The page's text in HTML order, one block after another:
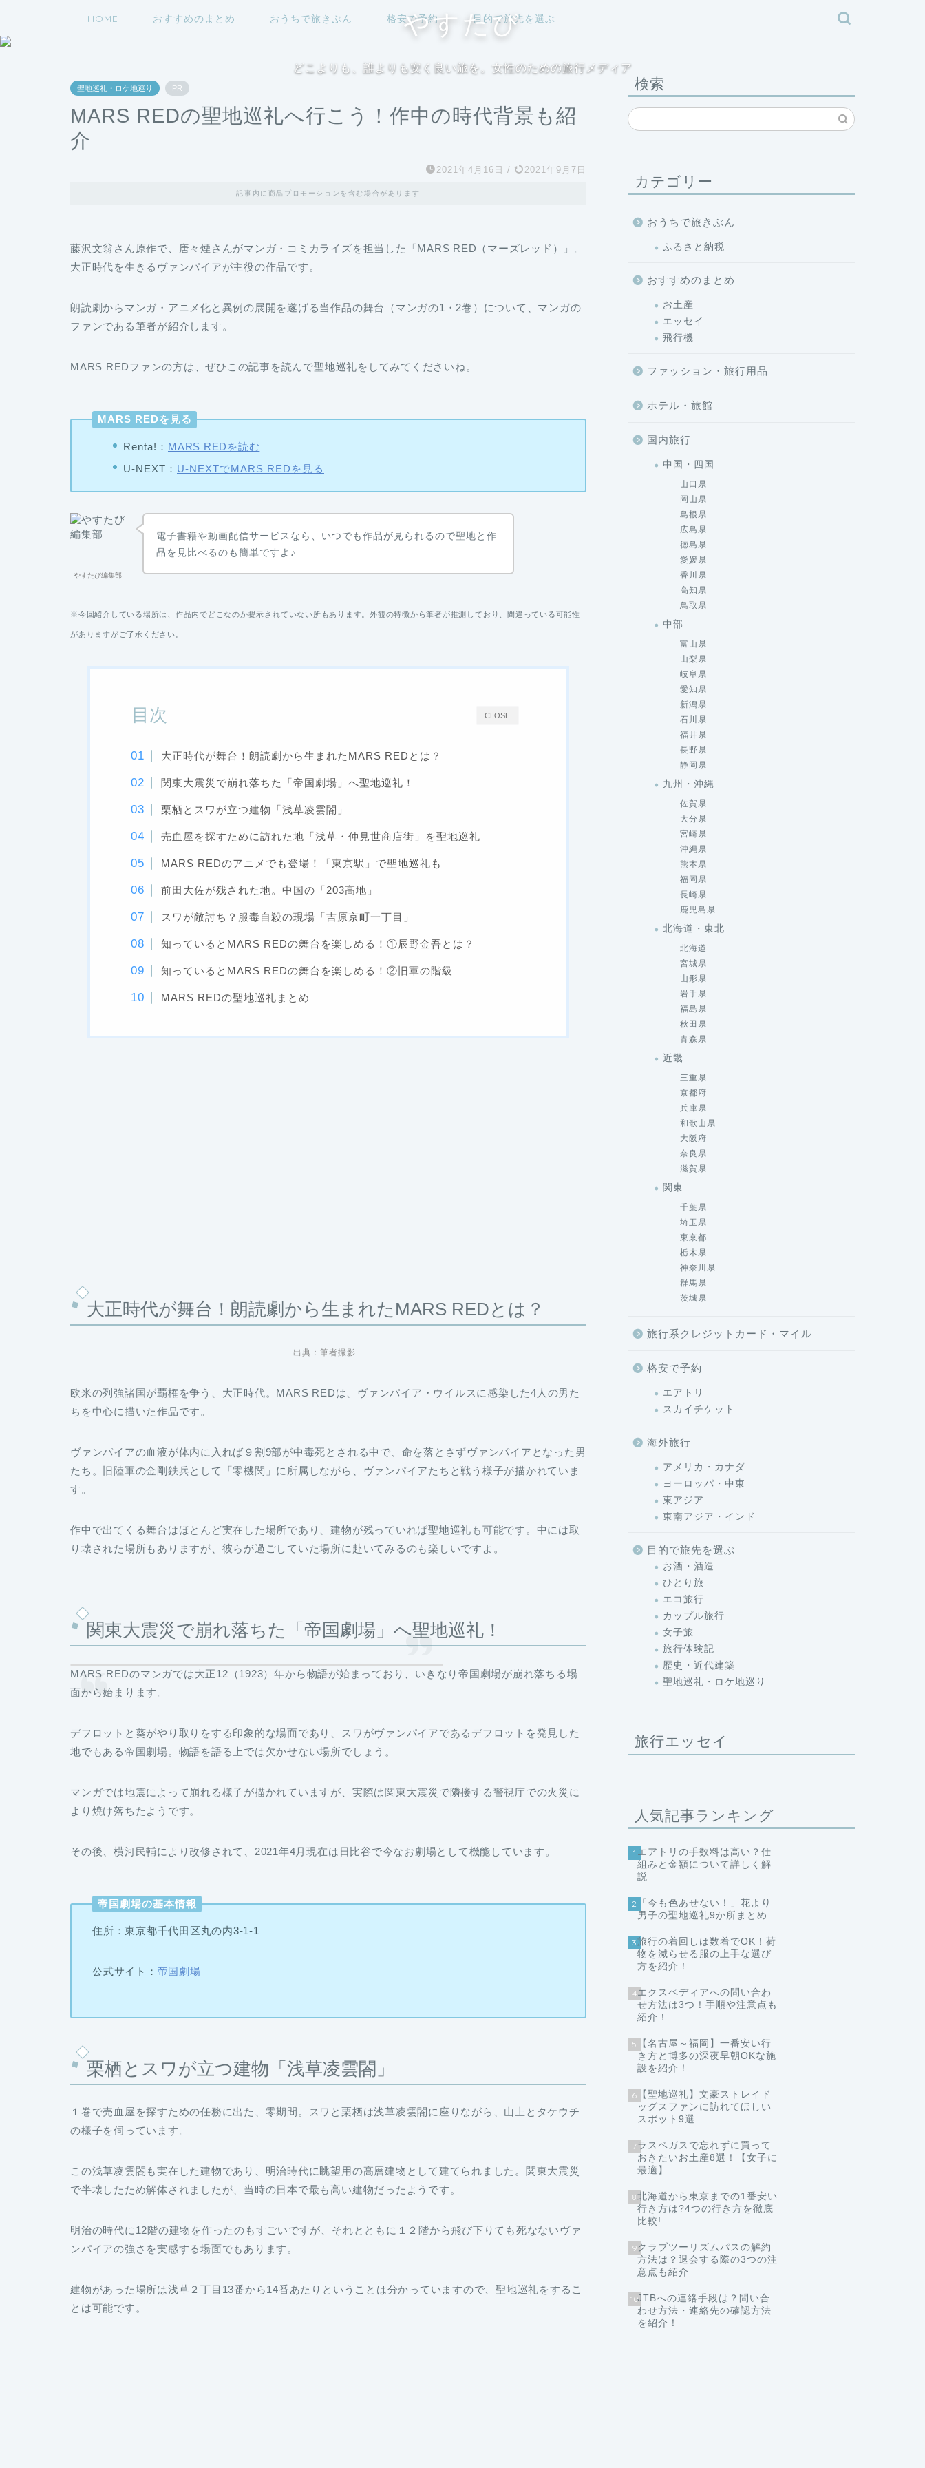
HOME おすすめのまとめ おうちで旅きぶん 格安で予約 目的で旅先を選ぶ
やすたび
どこよりも、誰よりも安く良い旅を。女性のための旅行メディア
聖地巡礼・ロケ地巡り PR
MARS REDの聖地巡礼へ行こう！作中の時代背景も紹
介
2021年4月16日 / 2021年9月7日
記事内に商品プロモーションを含む場合があります
藤沢文翁さん原作で、唐々煙さんがマンガ・コミカライズを担当した「MARS RED（マーズレッド）」。
大正時代を生きるヴァンパイアが主役の作品です。
朗読劇からマンガ・アニメ化と異例の展開を遂げる当作品の舞台（マンガの1・2巻）について、マンガの
ファンである筆者が紹介します。
MARS REDファンの方は、ぜひこの記事を読んで聖地巡礼をしてみてくださいね。
MARS REDを見る
Renta!： MARS REDを読む
U-NEXT： U-NEXTでMARS REDを見る
やすたび編集部
電子書籍や動画配信サービスなら、いつでも作品が見られるので聖地と作
品を見比べるのも簡単ですよ♪
※今回紹介している場所は、作品内でどこなのか提示されていない所もあります。外観の特徴から筆者が推測しており、間違っている可能性
がありますがご了承ください。
CLOSE
目次
大正時代が舞台！朗読劇から生まれたMARS REDとは？
関東大震災で崩れ落ちた「帝国劇場」へ聖地巡礼！
栗栖とスワが立つ建物「浅草凌雲閤」
売血屋を探すために訪れた地「浅草・仲見世商店街」を聖地巡礼
MARS REDのアニメでも登場！「東京駅」で聖地巡礼も
前田大佐が残された地。中国の「203高地」
スワが敵討ち？服毒自殺の現場「吉原京町一丁目」
知っているとMARS REDの舞台を楽しめる！①辰野金吾とは？
知っているとMARS REDの舞台を楽しめる！②旧軍の階級
MARS REDの聖地巡礼まとめ
大正時代が舞台！朗読劇から生まれたMARS REDとは？
出典：筆者撮影
欧米の列強諸国が覇権を争う、大正時代。MARS REDは、ヴァンパイア・ウイルスに感染した4人の男た
ちを中心に描いた作品です。
ヴァンパイアの血液が体内に入れば９割9部が中毒死とされる中で、命を落とさずヴァンパイアとなった男
たち。旧陸軍の金剛鉄兵として「零機関」に所属しながら、ヴァンパイアたちと戦う様子が描かれていま
す。
作中で出てくる舞台はほとんど実在した場所であり、建物が残っていれば聖地巡礼も可能です。中には取
り壊された場所もありますが、彼らが過ごしていた場所に赴いてみるのも楽しいですよ。
関東大震災で崩れ落ちた「帝国劇場」へ聖地巡礼！
MARS REDのマンガでは大正12（1923）年から物語が始まっており、いきなり帝国劇場が崩れ落ちる場
面から始まります。
デフロットと葵がやり取りをする印象的な場面であり、スワがヴァンパイアであるデフロットを発見した
地でもある帝国劇場。物語を語る上では欠かせない場所でしょう。
マンガでは地震によって崩れる様子が描かれていますが、実際は関東大震災で隣接する警視庁での火災に
より焼け落ちたようです。
その後、横河民輔により改修されて、2021年4月現在は日比谷で今なお劇場として機能しています。
帝国劇場の基本情報
住所：東京都千代田区丸の内3-1-1
公式サイト： 帝国劇場
栗栖とスワが立つ建物「浅草凌雲閤」
１巻で売血屋を探すための任務に出た、零期間。スワと栗栖は浅草凌雲閤に座りながら、山上とタケウチ
の様子を伺っています。
この浅草凌雲閤も実在した建物であり、明治時代に眺望用の高層建物として建てられました。関東大震災
で半壊したため解体されましたが、当時の日本で最も高い建物だったようです。
明治の時代に12階の建物を作ったのもすごいですが、それとともに１２階から飛び下りても死なないヴァ
ンパイアの強さを実感する場面でもあります。
建物があった場所は浅草２丁目13番から14番あたりということは分かっていますので、聖地巡礼をするこ
とは可能です。
検索
カテゴリー
おうちで旅きぶん
ふるさと納税
おすすめのまとめ
お土産
エッセイ
飛行機
ファッション・旅行用品
ホテル・旅館
国内旅行
中国・四国
山口県
岡山県
島根県
広島県
徳島県
愛媛県
香川県
高知県
鳥取県
中部
富山県
山梨県
岐阜県
愛知県
新潟県
石川県
福井県
長野県
静岡県
九州・沖縄
佐賀県
大分県
宮崎県
沖縄県
熊本県
福岡県
長崎県
鹿児島県
北海道・東北
北海道
宮城県
山形県
岩手県
福島県
秋田県
青森県
近畿
三重県
京都府
兵庫県
和歌山県
大阪府
奈良県
滋賀県
関東
千葉県
埼玉県
東京都
栃木県
神奈川県
群馬県
茨城県
旅行系クレジットカード・マイル
格安で予約
エアトリ
スカイチケット
海外旅行
アメリカ・カナダ
ヨーロッパ・中東
東アジア
東南アジア・インド
目的で旅先を選ぶ
お酒・酒造
ひとり旅
エコ旅行
カップル旅行
女子旅
旅行体験記
歴史・近代建築
聖地巡礼・ロケ地巡り
旅行エッセイ
人気記事ランキング
1 エアトリの手数料は高い？仕
組みと金額について詳しく解
説
2 「今も色あせない！」花より
男子の聖地巡礼9か所まとめ
3旅行の着回しは数着でOK！荷
物を減らせる服の上手な選び
方を紹介！
4エクスペディアへの問い合わ
せ方法は3つ！手順や注意点も
紹介！
5 【名古屋～福岡】一番安い行
き方と博多の深夜早朝OKな施
設を紹介！
6 【聖地巡礼】文豪ストレイド
ッグスファンに訪れてほしい
スポット9選
7ラスベガスで忘れずに買って
おきたいお土産8選！【女子に
最適】
8北海道から東京までの1番安い
行き方は?4つの行き方を徹底
比較!
9 クラブツーリズムパスの解約
方法は？退会する際の3つの注
意点も紹介
10JTBへの連絡手段は？問い合
わせ方法・連絡先の確認方法
を紹介！